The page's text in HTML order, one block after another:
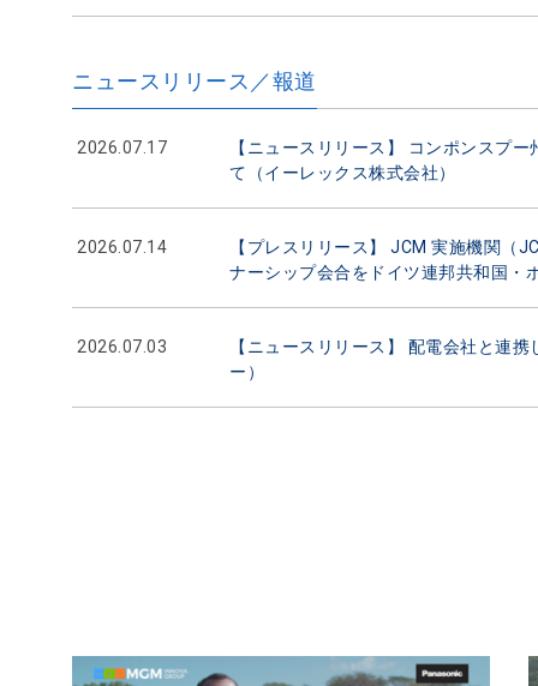
ニュースリリース／報道
2026.07.17
【ニュースリリース】 コンポンスプ
て（イーレックス株式会社）
2026.07.14
【プレスリリース】 JCM 実施機関（
ナーシップ会合をドイツ連邦共和国・
2026.07.03
【ニュースリリース】 配電会社と連
ー）